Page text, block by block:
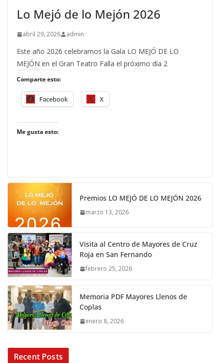
Lo Mejó de lo Mejón 2026
abril 29, 2026 admin
Este año 2026 celebramos la Gala LO MEJÓ DE LO
MEJÓN en el Gran Teatro Falla el próximo día 2
Comparte esto:
Facebook X
Me gusta esto:
Premios LO MEJÓ DE LO MEJÓN 2026
marzo 13, 2026
Visita al Centro de Mayores de Cruz
Roja en San Fernando
febrero 25, 2026
Memoria PDF Mayores Llenos de
Coplas
enero 8, 2026
Recent Posts